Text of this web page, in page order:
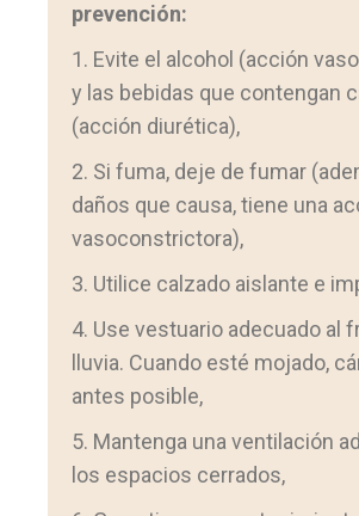
prevención:
1. Evite el alcohol (acción
y las bebidas que contengan
(acción diurética),
2. Si fuma, deje de fumar
daños que causa, tiene una
vasoconstrictora),
3. Utilice calzado aislante e
4. Use vestuario adecuado al
lluvia. Cuando esté mojado,
antes posible,
5. Mantenga una ventilación
los espacios cerrados,